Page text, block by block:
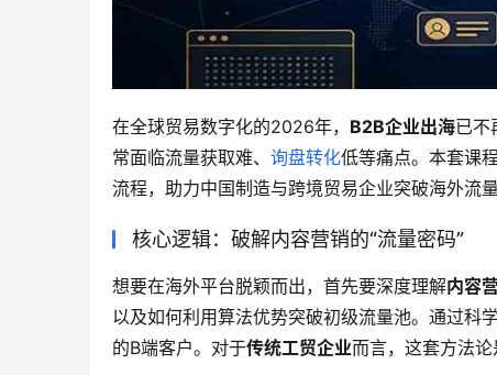
在全球贸易数字化的2026年， B2B企业出海已不
常面临流量获取难、 询盘转化低等痛点。本套课
流程，助力中国制造与跨境贸易企业突破海外流
核心逻辑：破解内容营销的“流量密码”
想要在海外平台脱颖而出，首先要深度理解内容
以及如何利用算法优势突破初级流量池。通过科
的B端客户。对于传统工贸企业而言，这套方法论